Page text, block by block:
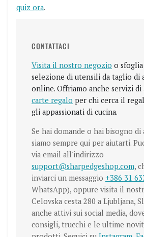
quiz ora.
CONTATTACI
Visita il nostro negozio o
selezione di utensili da taglio di
online. Offriamo anche servizi di
carte regalo per chi cerca il
gli appassionati di cucina.
Se hai domande o hai bisogno di
siamo sempre qui per aiutarti.
via email all'indirizzo
support@sharpedgeshop.com,
inviarci un messaggio +386 31
WhatsApp), oppure visita il
Celovska cesta 280 a Ljubljana,
anche attivi sui social media,
consigli, trucchi e le ultime